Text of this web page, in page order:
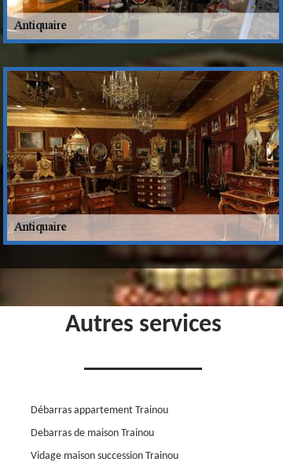
Autres services
Débarras appartement Trainou
Debarras de maison Trainou
Vidage maison succession Trainou